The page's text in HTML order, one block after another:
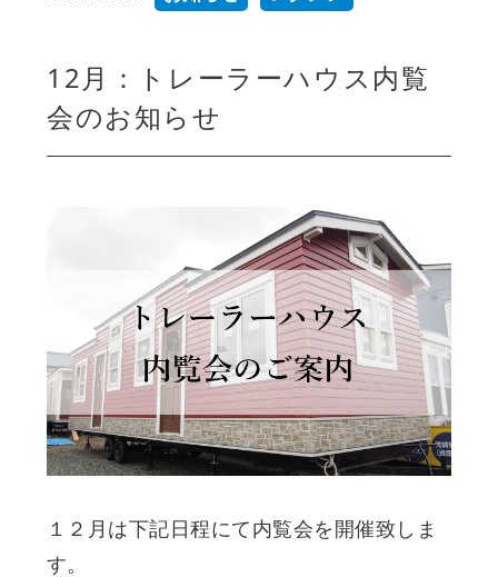
12月：トレーラーハウス内覧
会のお知らせ
１２月は下記日程にて内覧会を開催致しま
す。